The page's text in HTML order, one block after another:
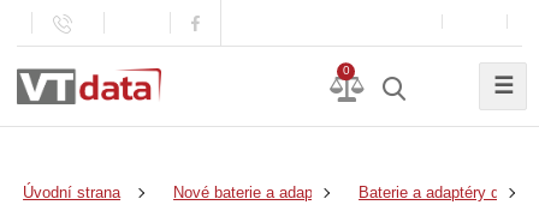
0
☰
Úvodní strana Nové baterie a adaptéry Baterie a adaptéry do